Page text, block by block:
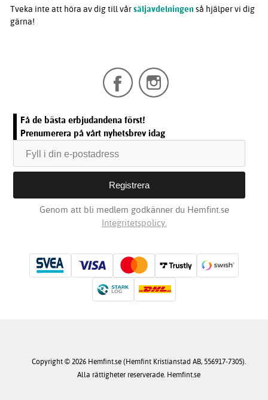
Tveka inte att höra av dig till vårsäljavdelningen så hjälper vi dig
gärna!
Få de bästa erbjudandena först!
Prenumerera på vårt nyhetsbrev idag
Genom att bli medlem godkänner du Hemfint.se
Integritetspolicy.
Copyright © 2026 Hemfint.se (Hemfint Kristianstad AB, 556917-7305).
Alla rättigheter reserverade. Hemfint.se